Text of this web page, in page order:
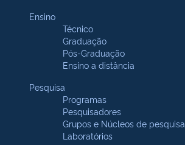
Ensino
Técnico
Graduação
Pós-Graduação
Ensino a distância
Pesquisa
Programas
Pesquisadores
Grupos e Núcleos de pesquisa
Laboratórios